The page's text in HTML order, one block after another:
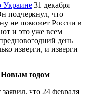
Украине 31 декабря
подчеркнул, что
не поможет России в
и это уже всем
день
изверги, и изверги
Новым годом
заявил, что 24 февраля